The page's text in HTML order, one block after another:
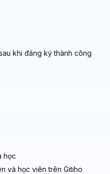
khi đăng ký thành công
học
và học viên trên Gitiho